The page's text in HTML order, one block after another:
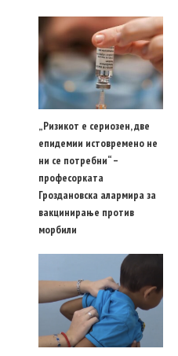
„Ризикот е сериозен, две
епидемии истовремено не
ни се потребни“ –
професорката
Гроздановска алармира за
вакцинирање против
морбили